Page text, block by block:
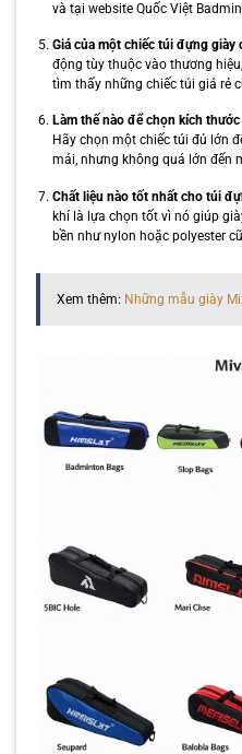
và tại website Quốc Việt
Giá của một chiếc túi đựng giày
động tùy thuộc vào thương
tìm thấy những chiếc túi giá rẻ
Làm thế nào để chọn kích
Hãy chọn một chiếc túi đủ lớn
mái, nhưng không quá lớn đến
Chất liệu nào tốt nhất cho túi
khí là lựa chọn tốt vì nó giúp
bền như nylon hoặc polyester
Xem thêm: Những mẫu giày